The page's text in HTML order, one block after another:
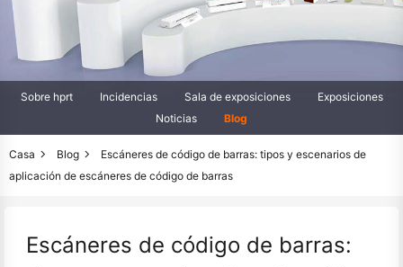
Sobre hprt Incidencias Sala de exposiciones
Exposiciones
Noticias
Blog
Casa Blog
Escáneres de código de barras: tipos y escenarios de
aplicación de escáneres de código de barras
Escáneres de código de barras: